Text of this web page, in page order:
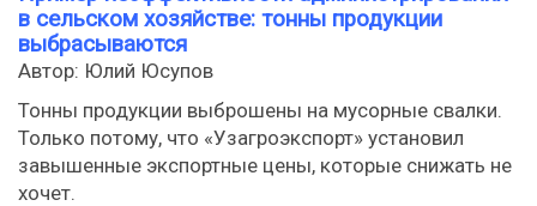
в сельском хозяйстве: тонны продукции
выбрасываются
Автор: Юлий Юсупов
Тонны продукции выброшены на мусорные свалки.
Только потому, что «Узагроэкспорт» установил
завышенные экспортные цены, которые снижать не
хочет.